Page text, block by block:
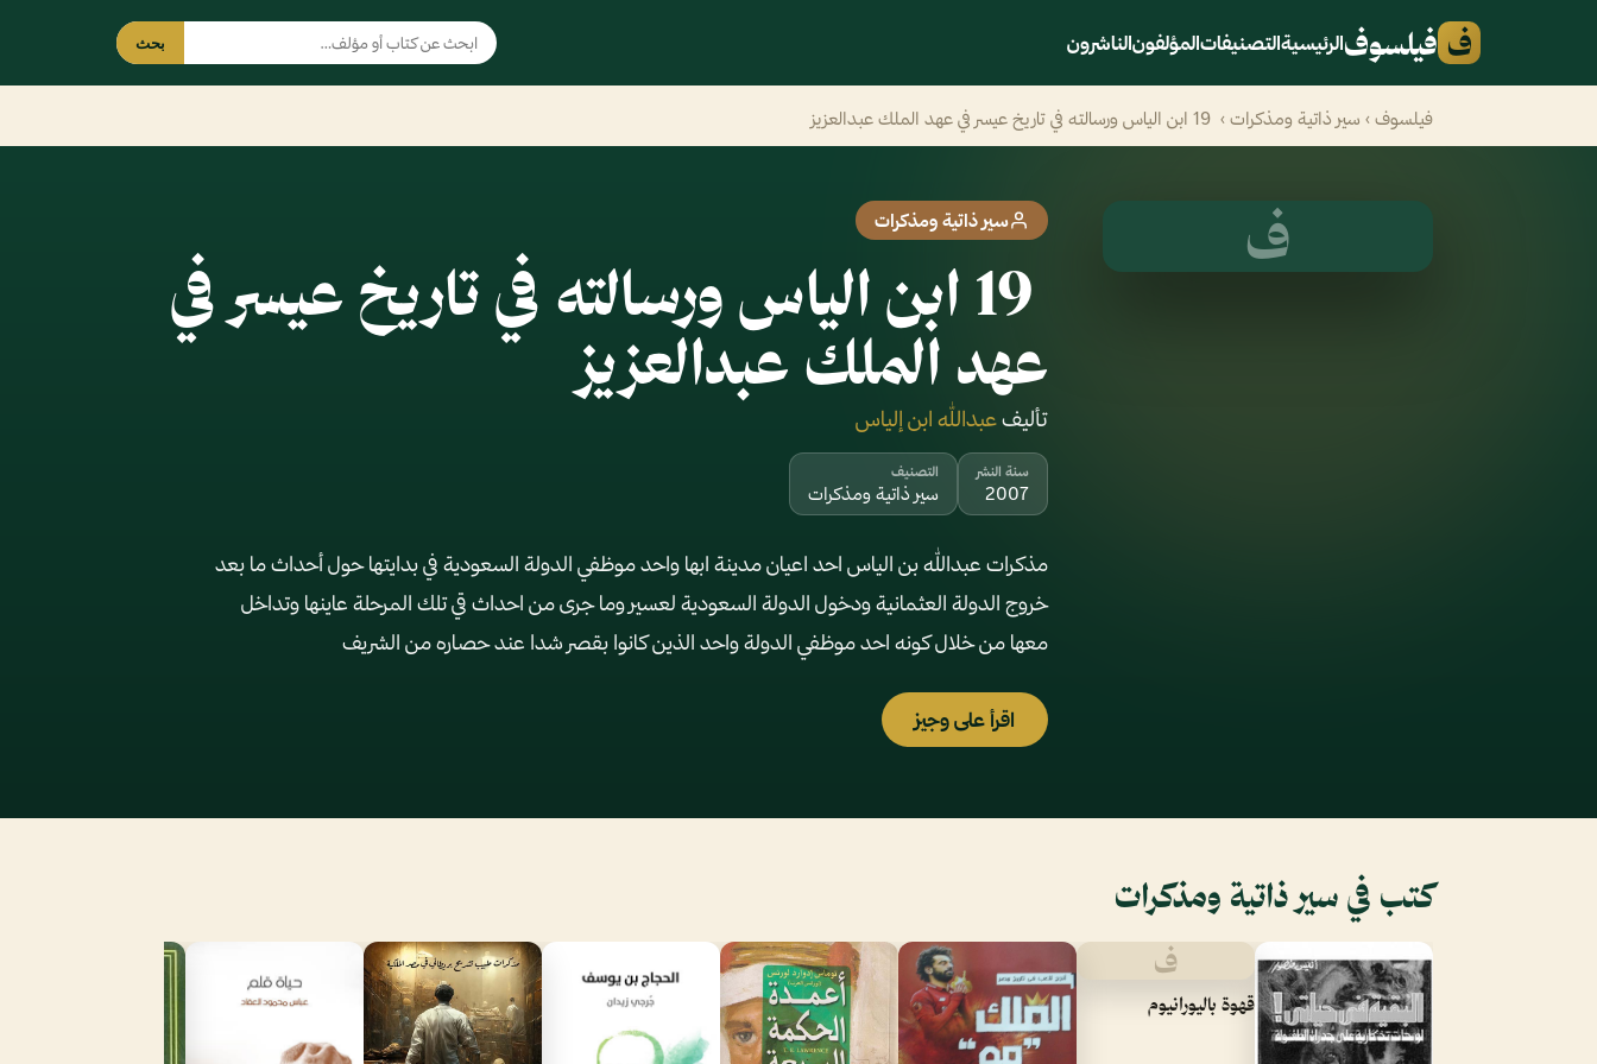
ف فيلسوفالرئيسيةالتصنيفاتالمؤلفونالناشرون بحث
فيلسوف › سير ذاتية ومذكرات › ‎⁨ 19 ابن الياس ورسالته في تاريخ عيسر في عهد الملك عبدالعزيز⁩
ف سير ذاتية ومذكرات
‎⁨ 19 ابن الياس ورسالته في تاريخ عيسر في
عهد الملك عبدالعزيز⁩
تأليفعبدالله ابن إلياس
سنة النشر
2007
التصنيف
سير ذاتية ومذكرات
مذكرات عبدالله بن الياس احد اعيان مدينة ابها واحد موظفي الدولة السعودية في بدايتها حول أحداث ما بعد
خروج الدولة العثمانية ودخول الدولة السعودية لعسير وما جرى من احداث قي تلك المرحلة عاينها وتداخل
معها من خلال كونه احد موظفي الدولة واحد الذين كانوا بقصر شدا عند حصاره من الشريف
اقرأ على وجيز
كتب في سير ذاتية ومذكرات
ف
قهوة باليورانيوم